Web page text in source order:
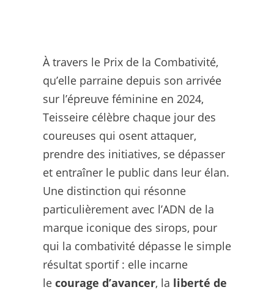
À travers le Prix de la Combativité,
qu’elle parraine depuis son arrivée
sur l’épreuve féminine en 2024,
Teisseire célèbre chaque jour des
coureuses qui osent attaquer,
prendre des initiatives, se dépasser
et entraîner le public dans leur élan.
Une distinction qui résonne
particulièrement avec l’ADN de la
marque iconique des sirops, pour
qui la combativité dépasse le simple
résultat sportif : elle incarne
le courage d’avancer, la liberté de